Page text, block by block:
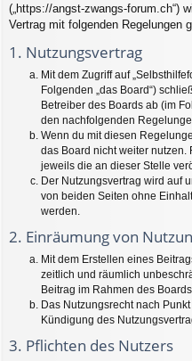
(„https://angst-zwangs-forum.ch“)
Vertrag mit folgenden Regelungen
1. Nutzungsvertrag
Mit dem Zugriff auf
Folgenden „das Board“)
Betreiber des Boards ab (im
den nachfolgenden
Wenn du mit diesen
das Board nicht weiter nutzen.
jeweils die an dieser Stelle
Der Nutzungsvertrag wird auf
von beiden Seiten ohne
werden.
2. Einräumung von
Mit dem Erstellen eines
zeitlich und räumlich
Beitrag im Rahmen des
Das Nutzungsrecht nach
Kündigung des
3. Pflichten des Nutzers